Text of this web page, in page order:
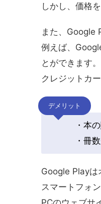
しかし、価格
また、Google
例えば、
とができます。
クレジットカ
デメリット
・本
・冊
Google Playは
スマートフォ